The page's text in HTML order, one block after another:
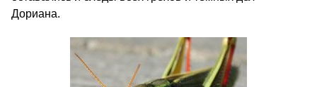
Дориана.